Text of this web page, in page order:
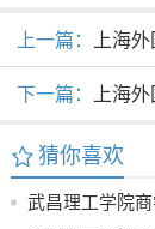
上一篇： 上海外
下一篇： 上海外国
猜你喜欢
武昌理工学院